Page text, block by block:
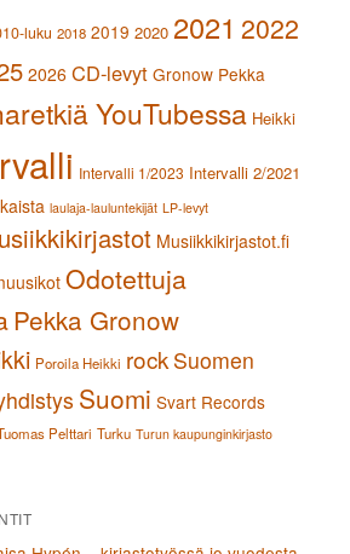
luku 2018 2019 2020 2021 2022
2026 CD-levyt Gronow Pekka
YouTubessa Heikki
Intervalli 1/2023 Intervalli 2/2021
laulaja-lauluntekijät LP-levyt
Musiikkikirjastot.fi
Odotettuja
Pekka Gronow
Poroila Heikki rock Suomen
Suomi Svart Records
Pelttari Turku Turun kaupunginkirjasto